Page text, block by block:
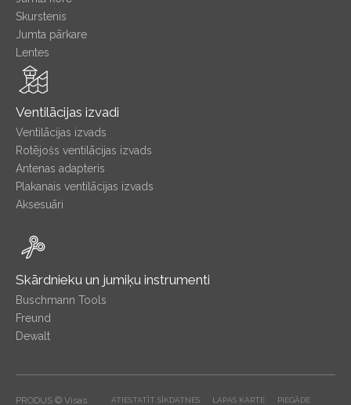
Skurstenis
Jumta pārkare
Lentes
Ventilācijas izvadi
Ventilācijas izvads
Rotējošs ventilācijas izvads
Antenas adapteris
Plakanais ventilācijas izvads
Aksesuāri
Skārdnieku un jumiķu instrumenti
Buschmann Tools
Freund
Dewalt
PRODUS © Visas
ATIESTATĪT SĪKDATNES LAPAS KARTE
PIEGĀDE